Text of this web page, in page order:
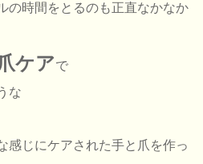
の時間をとるのも正直なかなか
ケアで
な
感じにケアされた手と爪を作っ